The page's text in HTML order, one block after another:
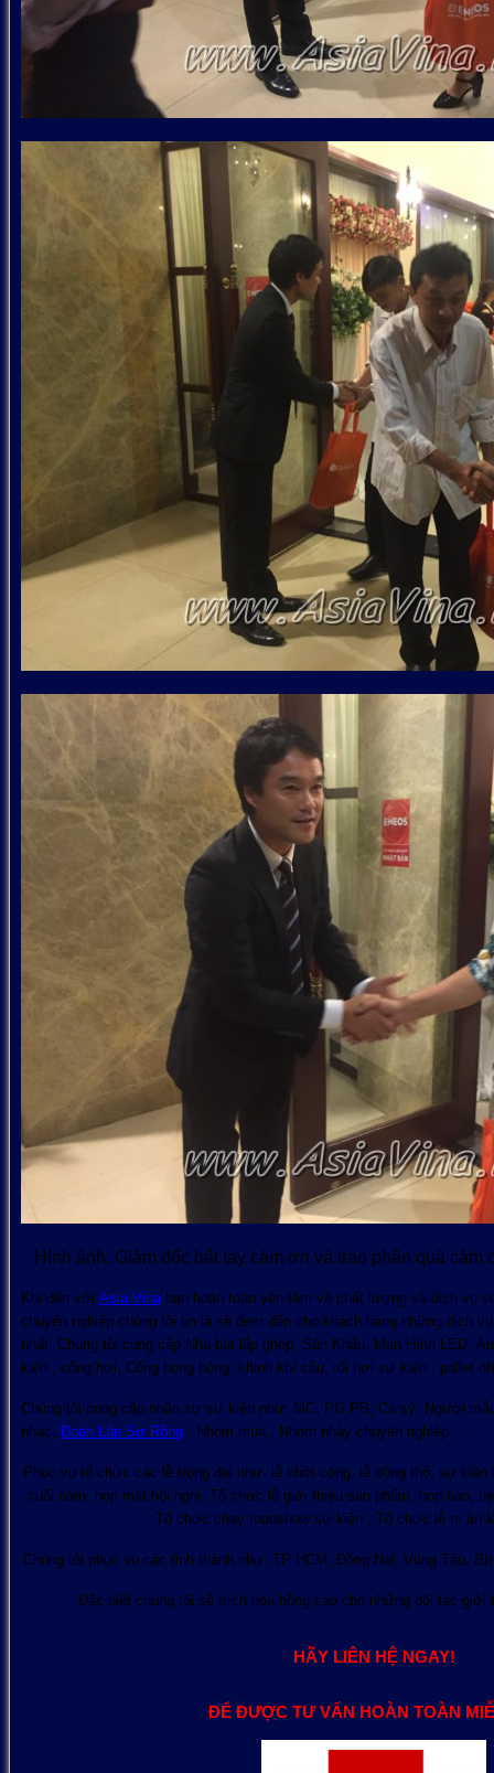
Hình ảnh: Giám đốc bắt tay cám ơn và trao phần quà
Khi đến với Asia Vina bạn hoàn toàn yên tâm về chất lượng và dịch vụ
chuyên nghiệp chúng tôi tin là sẽ đem đến cho khách hàng những dịch
nhất. Chúng tôi cung cấp Nhà bạt lắp ghép, Sân Khấu, Màn Hình LED,
kiện , cổng hơi, Cổng bong bóng, khinh khí cầu, rối hơi sự kiện , pallet
Chúng tôi cung cấp nhân sự sự kiện như: MC, PG PB, Ca sỹ, Người
nhạc, Đoàn Lân Sư Rồng , Nhóm múa , Nhóm nhảy chuyên nghiệp….
Phục vụ tổ chức các lễ trọng đại như: lễ khởi công, lễ động thổ, sự
cuối năm, họp mặt hội nghị, Tổ chức lễ giới thiệu sản phẩm, họp báo,
Tổ chức chạy roadshow sự kiện , Tổ chức lễ tri ân
Chúng tôi phục vụ các tỉnh thành như: TP HCM, Đồng Nai, Vũng Tàu,
Đặc biệt chúng tôi sẽ trích hoa hồng cao cho những đối tác giới
HÃY LIÊN HỆ NGAY!
ĐỂ ĐƯỢC TƯ VẤN HOÀN TOÀN